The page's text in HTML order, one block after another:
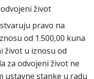
život
pravo na
od 1.500,00 kuna
život u iznosu od
za odvojeni život ne
ustavne stanke u radu